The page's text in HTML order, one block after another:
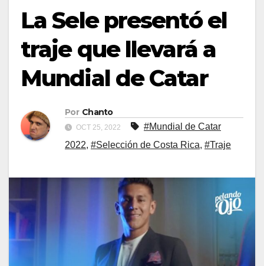
La Sele presentó el
traje que llevará a
Mundial de Catar
Por Chanto
OCT 25, 2022
#Mundial de Catar
2022, #Selección de Costa Rica, #Traje